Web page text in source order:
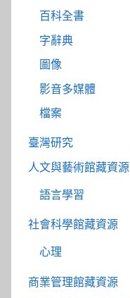
百科全書
字辭典
圖像
影音多媒體
檔案
臺灣研究
人文與藝術館藏資源
語言學習
社會科學館藏資源
心理
商業管理館藏資源